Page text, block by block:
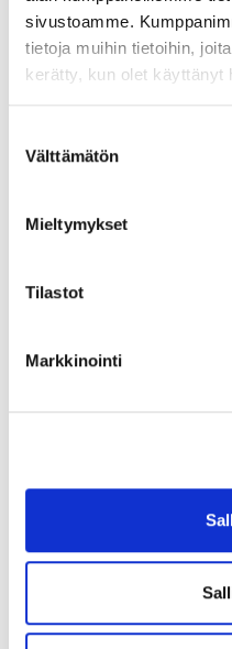
sivustoamme.
tietoja muihin tietoihin,
kerätty, kun olet käyttänyt
valinta
Välttämätön
Mieltymykset
Tilastot
Markkinointi